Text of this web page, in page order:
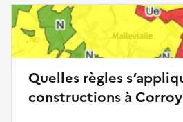
Quelles règles
constructions à Corroy